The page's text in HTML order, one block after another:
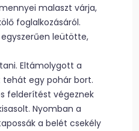
malaszt várja,
foglalkozásáról.
leütötte,
Eltámolygott a
tehát egy pohár bort.
felderítést végeznek
Nyomban a
a belét csekély